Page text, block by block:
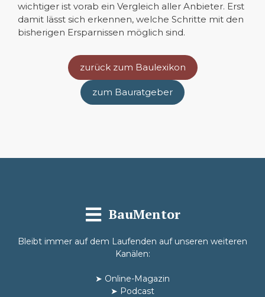
wichtiger ist vorab ein Vergleich aller Anbieter. Erst
damit lässt sich erkennen, welche Schritte mit den
bisherigen Ersparnissen möglich sind.
zurück zum Baulexikon
zum Bauratgeber
BauMentor
Bleibt immer auf dem Laufenden auf unseren weiteren
Kanälen:
➤ Online-Magazin
➤ Podcast